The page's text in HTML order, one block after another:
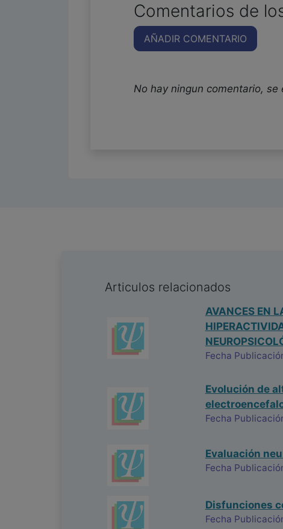
Comentarios de
AÑADIR COMENTARIO
No hay ningun comentario,
Articulos relacionados
AVANCES EN
Fecha
Evolución de
Fecha
Evaluación
Fecha
Disfunciones
Fecha